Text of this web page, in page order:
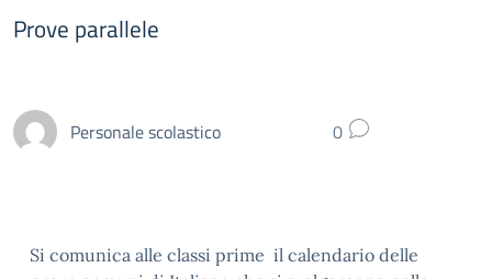
Prove parallele
Personale scolastico 0
Si comunica alle classi prime il calendario delle